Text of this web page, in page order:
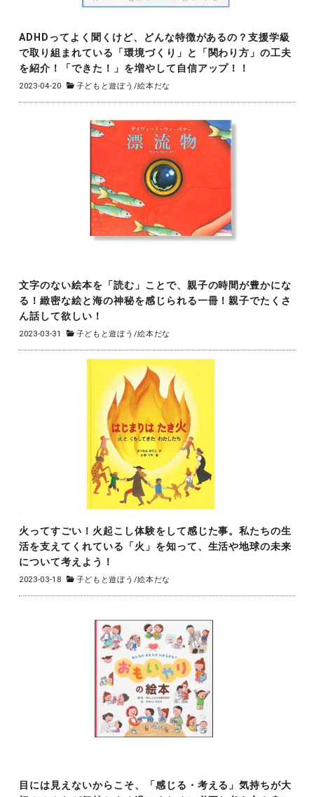
ADHDってよく聞くけど、どんな特徴があるの？支援学級
で取り組まれている「環境づくり」と「関わり方」の工夫
を紹介！「できた！」を増やして自信アップ！！
2023-04-20 子どもと遊ぼう /絵本だな
文字のない絵本を「読む」ことで、親子の時間が豊かにな
る！緻密な絵と海の神秘を感じられる一冊！親子でたくさ
ん話して欲しい！
2023-03-31 子どもと遊ぼう /絵本だな
火ってすごい！火起こし体験をして感じた事。私たちの生
活を支えてくれている「火」を知って、生活や地球の未来
について考えよう！
2023-03-18 子どもと遊ぼう /絵本だな
目には見えないからこそ、「感じる・考える」気持ちが大